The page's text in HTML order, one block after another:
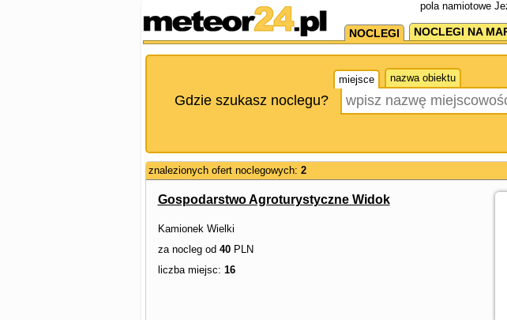
pola namiotowe
NOCLEGI NOCLEGI NA
miejsce nazwa obiektu
Gdzie szukasz noclegu?
znalezionych ofert noclegowych: 2
Gospodarstwo Agroturystyczne Widok
Kamionek Wielki
za nocleg od 40PLN
liczba miejsc: 16